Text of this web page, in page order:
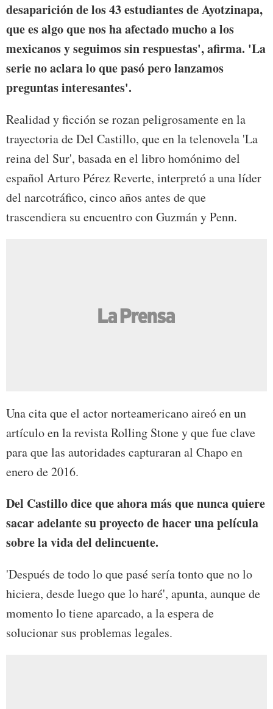
desaparición de los 43 estudiantes de Ayotzinapa,
que es algo que nos ha afectado mucho a los
mexicanos y seguimos sin respuestas', afirma. 'La
serie no aclara lo que pasó pero lanzamos
preguntas interesantes'.
Realidad y ficción se rozan peligrosamente en la
trayectoria de Del Castillo, que en la telenovela 'La
reina del Sur', basada en el libro homónimo del
español Arturo Pérez Reverte, interpretó a una líder
del narcotráfico, cinco años antes de que
trascendiera su encuentro con Guzmán y Penn.
Una cita que el actor norteamericano aireó en un
artículo en la revista Rolling Stone y que fue clave
para que las autoridades capturaran al Chapo en
enero de 2016.
Del Castillo dice que ahora más que nunca quiere
sacar adelante su proyecto de hacer una película
sobre la vida del delincuente.
'Después de todo lo que pasé sería tonto que no lo
hiciera, desde luego que lo haré', apunta, aunque de
momento lo tiene aparcado, a la espera de
solucionar sus problemas legales.